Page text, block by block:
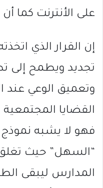
على الأنترنت كما
إن القرار الذي
تجديد ويطمح إلى
وتعميق الوعي عند
القضايا
فهو لا يشبه نموذج
“السهل” حيث
المدارس ليبقى